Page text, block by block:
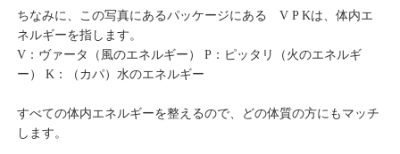
ちなみに、この写真にあるパッケージにある V P Kは、体内エ
ネルギーを指します。
V：ヴァータ（風のエネルギー） P：ピッタリ（火のエネルギ
ー） K：（カパ）水のエネルギー
すべての体内エネルギーを整えるので、どの体質の方にもマッチ
します。